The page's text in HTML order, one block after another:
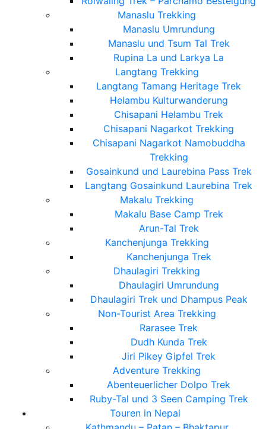
Manaslu Trekking
Manaslu Umrundung
Manaslu und Tsum Tal Trek
Rupina La und Larkya La
Langtang Trekking
Langtang Tamang Heritage Trek
Helambu Kulturwanderung
Chisapani Helambu Trek
Chisapani Nagarkot Trekking
Chisapani Nagarkot Namobuddha
Trekking
Gosainkund und Laurebina Pass Trek
Langtang Gosainkund Laurebina Trek
Makalu Trekking
Makalu Base Camp Trek
Arun-Tal Trek
Kanchenjunga Trekking
Kanchenjunga Trek
Dhaulagiri Trekking
Dhaulagiri Umrundung
Dhaulagiri Trek und Dhampus Peak
Non-Tourist Area Trekking
Rarasee Trek
Dudh Kunda Trek
Jiri Pikey Gipfel Trek
Adventure Trekking
Abenteuerlicher Dolpo Trek
Ruby-Tal und 3 Seen Camping Trek
Touren in Nepal